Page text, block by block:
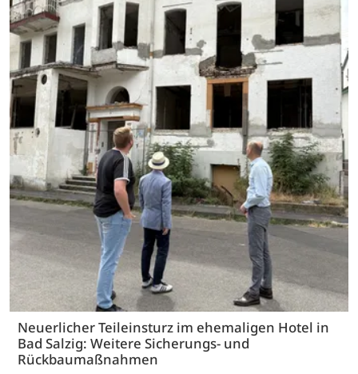
Neuerlicher Teileinsturz im ehemaligen Hotel in
Bad Salzig: Weitere Sicherungs- und
Rückbaumaßnahmen